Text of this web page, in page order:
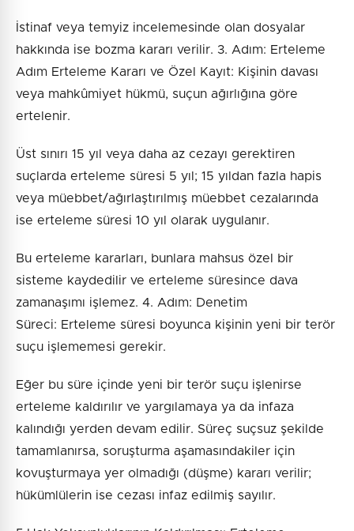
İstinaf veya temyiz incelemesinde olan dosyalar
hakkında ise bozma kararı verilir. 3. Adım: Erteleme
Adım Erteleme Kararı ve Özel Kayıt: Kişinin davası
veya mahkûmiyet hükmü, suçun ağırlığına göre
ertelenir.
Üst sınırı 15 yıl veya daha az cezayı gerektiren
suçlarda erteleme süresi 5 yıl; 15 yıldan fazla hapis
veya müebbet/ağırlaştırılmış müebbet cezalarında
ise erteleme süresi 10 yıl olarak uygulanır.
Bu erteleme kararları, bunlara mahsus özel bir
sisteme kaydedilir ve erteleme süresince dava
zamanaşımı işlemez. 4. Adım: Denetim
Süreci: Erteleme süresi boyunca kişinin yeni bir terör
suçu işlememesi gerekir.
Eğer bu süre içinde yeni bir terör suçu işlenirse
erteleme kaldırılır ve yargılamaya ya da infaza
kalındığı yerden devam edilir. Süreç suçsuz şekilde
tamamlanırsa, soruşturma aşamasındakiler için
kovuşturmaya yer olmadığı (düşme) kararı verilir;
hükümlülerin ise cezası infaz edilmiş sayılır.